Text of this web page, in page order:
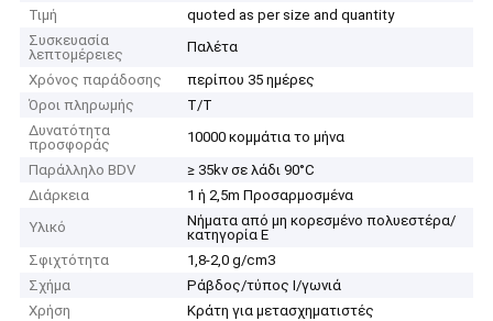
Τιμή
quoted as per size and quantity
Συσκευασία
λεπτομέρειες
Παλέτα
Χρόνος παράδοσης
περίπου 35 ημέρες
Όροι πληρωμής
Τ/Τ
Δυνατότητα
προσφοράς
10000 κομμάτια το μήνα
Παράλληλο BDV
≥ 35kv σε λάδι 90°C
Διάρκεια
1 ή 2,5m Προσαρμοσμένα
Υλικό
Νήματα από μη κορεσμένο πολυεστέρα/
κατηγορία Ε
Σφιχτότητα
1,8-2,0 g/cm3
Σχήμα
Ράβδος/τύπος Ι/γωνιά
Χρήση
Κράτη για μετασχηματιστές